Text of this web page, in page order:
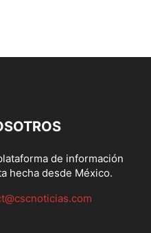
de información
hecha desde México.